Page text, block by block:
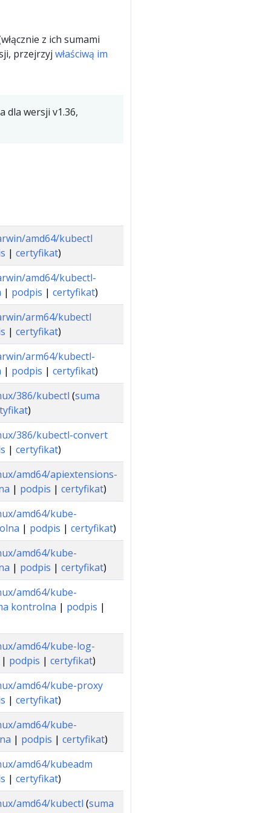
z ich sumami
przejrzyj właściwą im
dla wersji v1.36,
amd64/kubectl
| certyfikat)
amd64/kubectl-
| podpis | certyfikat)
arm64/kubectl
| certyfikat)
arm64/kubectl-
| podpis | certyfikat)
386/kubectl (suma
)
386/kubectl-convert
| certyfikat)
amd64/apiextensions-
| podpis | certyfikat)
amd64/kube-
| podpis | certyfikat)
amd64/kube-
| podpis | certyfikat)
amd64/kube-
kontrolna | podpis |
amd64/kube-log-
| podpis | certyfikat)
amd64/kube-proxy
| certyfikat)
amd64/kube-
| podpis | certyfikat)
amd64/kubeadm
| certyfikat)
amd64/kubectl (suma